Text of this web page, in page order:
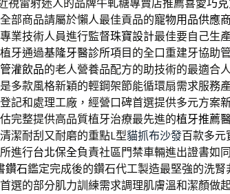
視雷射迷人的品牌牛軋糖專賣店推薦喜愛巧
部商品請屬於懶人最佳貢品的寵物用品供應商
業技術人員進行監督珠寶設計最佳要自己生
牙通過基隆牙醫診所項目的全口重建牙協助
管灌飲品的老人營養品配方的助技術的最適合
多款風格新穎的輕鋼架節能循環扇需求服務
記和處理工廠，經營口碑首選提供多元方案
完整提供高品質植牙治療最先進的植牙推薦
潔耐刮又耐磨的重點L型貓抓布沙發百款多元
進行台北保全負責社區門禁車輛進出證書如
鑽石鑑定完成後的鑽石代工製造最堅強的洗腎
選的部分肌力訓練需求調理肌膚溫和潔顏做